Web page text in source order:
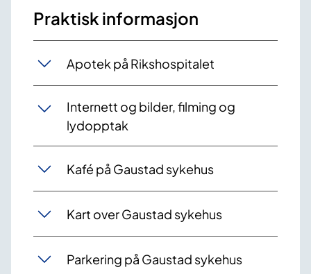
Praktisk informasjon
Apotek på Rikshospitalet
Internett og bilder, filming og
lydopptak
Kafé på Gaustad sykehus
Kart over Gaustad sykehus
Parkering på Gaustad sykehus